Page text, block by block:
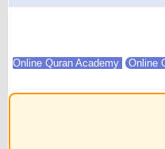
Online